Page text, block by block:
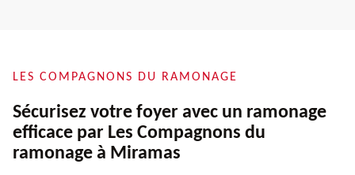
LES COMPAGNONS DU RAMONAGE
Sécurisez votre foyer avec un ramonage
efficace par Les Compagnons du
ramonage à Miramas